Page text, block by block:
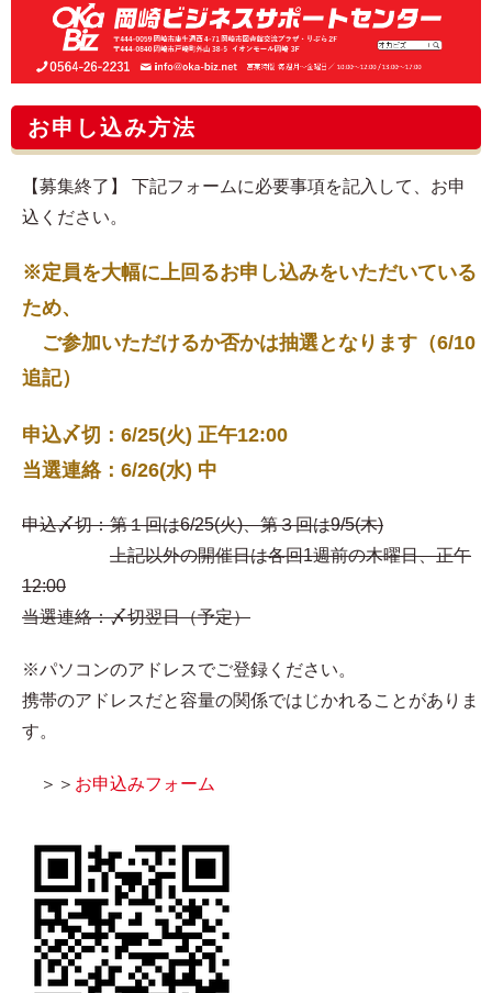
お申し込み方法
【募集終了】 下記フォームに必要事項を記入して、お申
込ください。
※定員を大幅に上回るお申し込みをいただいている
ため、
ご参加いただけるか否かは抽選となります（6/10
追記）
申込〆切：6/25(火) 正午12:00
当選連絡：6/26(水) 中
申込〆切：第１回は6/25(火)、第３回は9/5(木)
上記以外の開催日は各回1週前の木曜日、正午
12:00
当選連絡：〆切翌日（予定）
※パソコンのアドレスでご登録ください。
携帯のアドレスだと容量の関係ではじかれることがありま
す。
＞＞ お申込みフォーム